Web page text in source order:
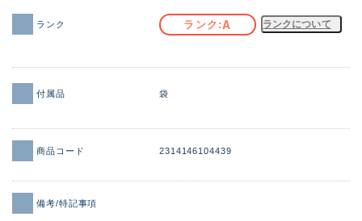
価格
ランク ランク A ランクについて
付属品 袋
商品コード 2314146104439
備考/特記事項